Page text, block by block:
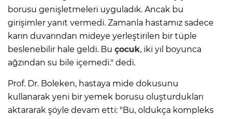
borusu genişletmeleri uyguladık. Ancak bu
girişimler yanıt vermedi. Zamanla hastamız sadece
karın duvarından mideye yerleştirilen bir tüple
beslenebilir hale geldi. Bu çocuk, iki yıl boyunca
ağzından su bile içemedi." dedi.
Prof. Dr. Boleken, hastaya mide dokusunu
kullanarak yeni bir yemek borusu oluşturdukları
aktararak şöyle devam etti: "Bu, oldukça kompleks